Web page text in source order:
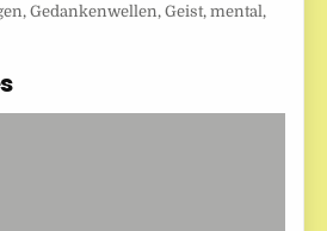
,Gedankenwellen,Geist,mental,